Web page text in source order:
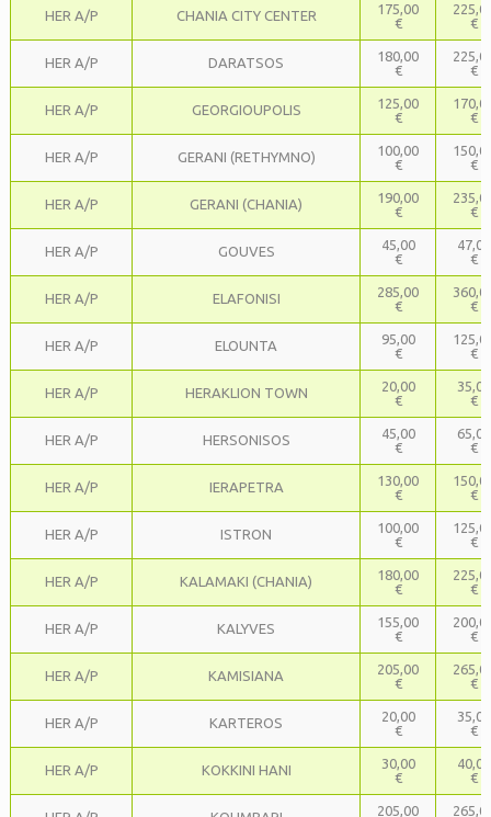
HER A/P CHANIA CITY CENTER
175,00
€
€
HER A/P DARATSOS
180,00
€
€
HER A/P GEORGIOUPOLIS
125,00
€
€
HER A/P GERANI (RETHYMNO)
100,00
€
€
HER A/P GERANI (CHANIA)
190,00
€
€
HER A/P GOUVES
45,00
€
47,00
€
HER A/P ELAFONISI
285,00
€
€
HER A/P ELOUNTA
95,00
€
€
HER A/P HERAKLION TOWN
20,00
€
35,00
€
HER A/P HERSONISOS
45,00
€
65,00
€
HER A/P IERAPETRA
130,00
€
€
HER A/P ISTRON
100,00
€
€
HER A/P KALAMAKI (CHANIA)
180,00
€
€
HER A/P KALYVES
155,00
€
€
HER A/P KAMISIANA
205,00
€
€
HER A/P KARTEROS
20,00
€
35,00
€
HER A/P KOKKINI HANI
30,00
€
40,00
€
205,00